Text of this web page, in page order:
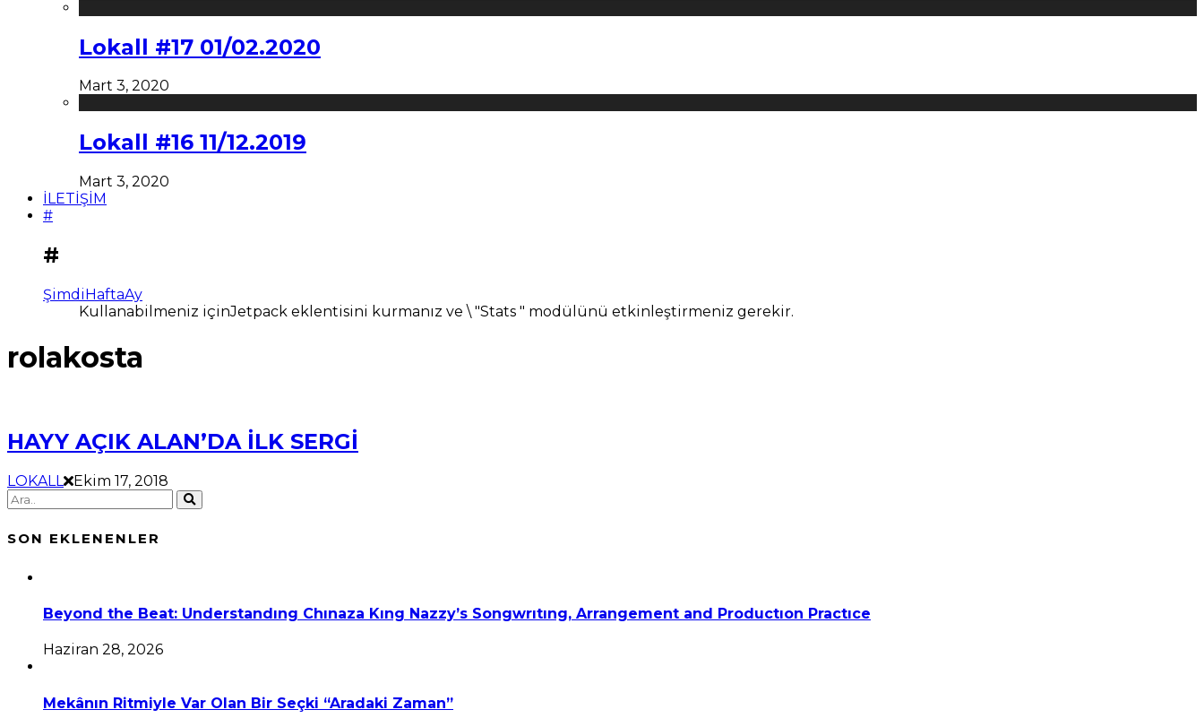
Lokall #17 01/02.2020
Mart 3, 2020
Lokall #16 11/12.2019
Mart 3, 2020
İLETİŞİM
#
#
ŞimdiHaftaAy
Kullanabilmeniz içinJetpack eklentisini kurmanız ve \ "Stats " modülünü etkinleştirmeniz gerekir.
rolakosta
HAYY AÇIK ALAN’DA İLK SERGİ
LOKALL Ekim 17, 2018
SON EKLENENLER
Beyond the Beat: Understandıng Chınaza Kıng Nazzy’s Songwrıtıng, Arrangement and Productıon Practıce
Haziran 28, 2026
Mekânın Ritmiyle Var Olan Bir Seçki “Aradaki Zaman”